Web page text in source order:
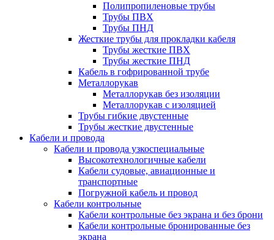
Полипропиленовые трубы
Трубы ПВХ
Трубы ПНД
Жесткие трубы для прокладки кабеля
Трубы жесткие ПВХ
Трубы жесткие ПНД
Кабель в гофрированной трубе
Металлорукав
Металлорукав без изоляции
Металлорукав с изоляцией
Трубы гибкие двустенные
Трубы жесткие двустенные
Кабели и провода
Кабели и провода узкоспециальные
Высокотехнологичные кабели
Кабели судовые, авиационные и
транспортные
Погружной кабель и провод
Кабели контрольные
Кабели контрольные без экрана и без брони
Кабели контрольные бронированные без
экрана